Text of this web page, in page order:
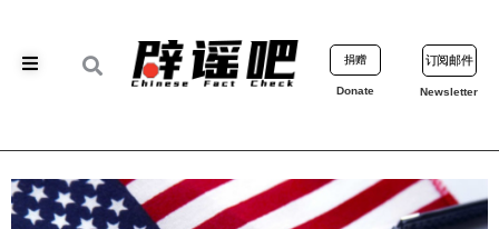
捐赠
Donate
订阅邮件
Newsletter